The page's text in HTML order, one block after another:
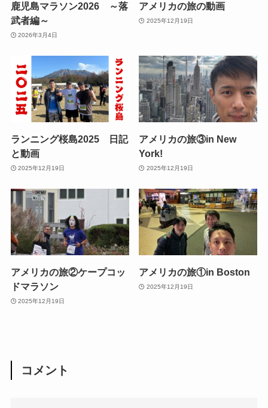
鹿児島マラソン2026 ～落
武者編～
2026年3月4日
アメリカの旅の動画
2025年12月19日
ランニング桜島2025 日記
と動画
2025年12月19日
アメリカの旅③in New
York!
2025年12月19日
アメリカの旅②ケープコッ
ドマラソン
2025年12月19日
アメリカの旅①in Boston
2025年12月19日
コメント